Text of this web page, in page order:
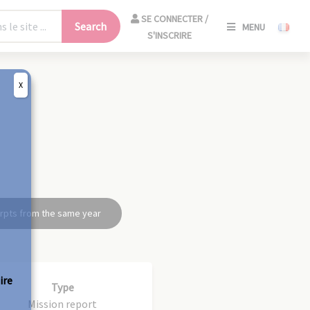
Search
SE CONNECTER /
S'INSCRIRE
MENU
from the same year
Type
Mission report
X